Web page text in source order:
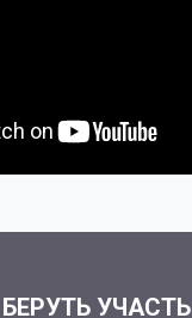
БЕРУТЬ УЧАСТЬ